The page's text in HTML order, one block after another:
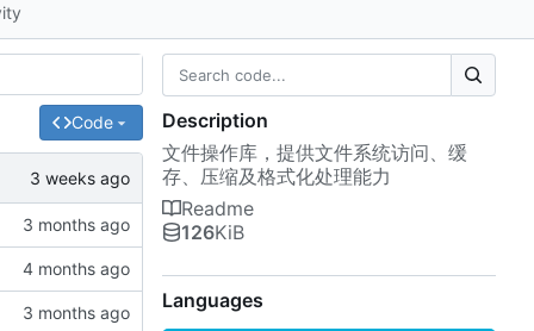
Code
Description
文件操作库，提供文件系统访问、缓
存、压缩及格式化处理能力
Readme
126KiB
Languages